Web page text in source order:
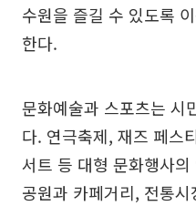
수원을 즐길 수 있도록
한다.
문화예술과 스포츠는 시
다. 연극축제, 재즈 페스
서트 등 대형 문화행사
공원과 카페거리, 전통